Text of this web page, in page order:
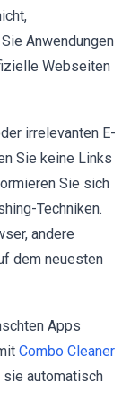
Anwendungen
Webseiten
irrelevanten E-
Sie keine Links
Sie sich
Techniken.
andere
dem neuesten
Apps
Combo Cleaner
sie automatisch